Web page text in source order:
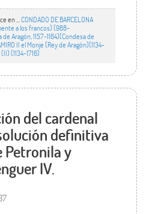
en ... CONDADO DE BARCELONA
a los francos) (988-
de Aragón, 1157-1164)(Condesa de
II el Monje (Rey de Aragón)(1134-
(1134-1716)
del cardenal
definitiva
Petronila y
IV.